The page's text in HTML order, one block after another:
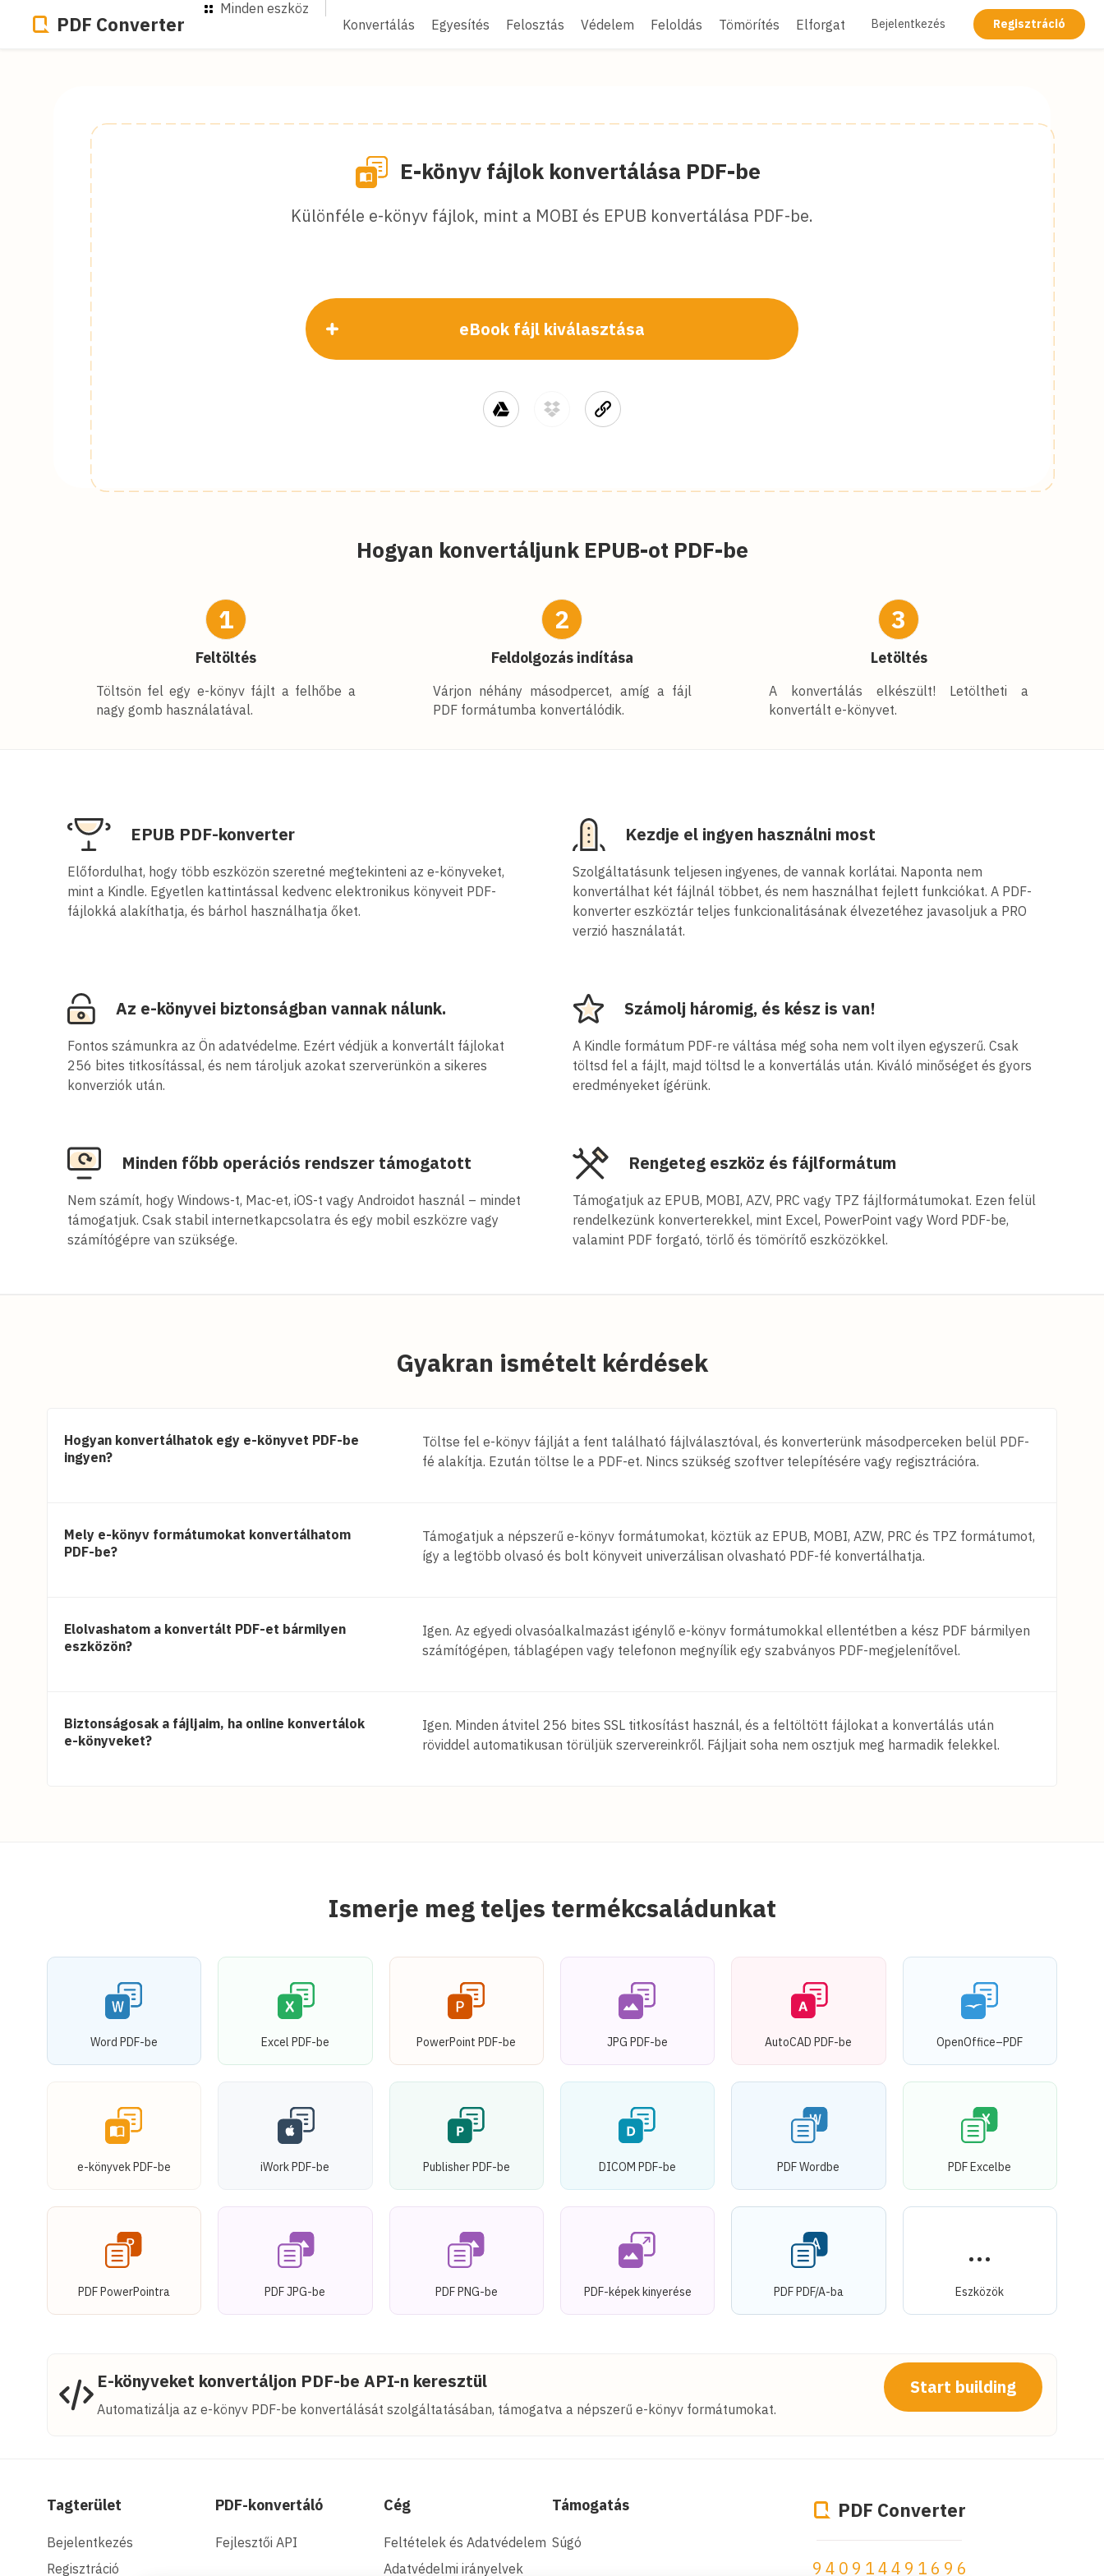
PDF Converter
Minden eszköz
Konvertálás
Egyesítés Felosztás Védelem Feloldás Tömörítés Elforgatás Kitakarás Laposítás
Bejelentkezés Regisztráció
E-könyv fájlok konvertálása PDF-be
Különféle e-könyv fájlok, mint a MOBI és EPUB konvertálása PDF-be.
eBook fájl kiválasztása
Hogyan konvertáljunk EPUB-ot PDF-be
1
Feltöltés
Töltsön fel egy e-könyv fájlt a felhőbe a
nagy gomb használatával.
2
Feldolgozás indítása
Várjon néhány másodpercet, amíg a fájl
PDF formátumba konvertálódik.
3
Letöltés
A konvertálás elkészült! Letöltheti a
konvertált e-könyvet.
EPUB PDF-konverter
Előfordulhat, hogy több eszközön szeretné megtekinteni az e-könyveket,
mint a Kindle. Egyetlen kattintással kedvenc elektronikus könyveit PDF-
fájlokká alakíthatja, és bárhol használhatja őket.
Kezdje el ingyen használni most
Szolgáltatásunk teljesen ingyenes, de vannak korlátai. Naponta nem
konvertálhat két fájlnál többet, és nem használhat fejlett funkciókat. A PDF-
konverter eszköztár teljes funkcionalitásának élvezetéhez javasoljuk a PRO
verzió használatát.
Az e-könyvei biztonságban vannak nálunk.
Fontos számunkra az Ön adatvédelme. Ezért védjük a konvertált fájlokat
256 bites titkosítással, és nem tároljuk azokat szerverünkön a sikeres
konverziók után.
Számolj háromig, és kész is van!
A Kindle formátum PDF-re váltása még soha nem volt ilyen egyszerű. Csak
töltsd fel a fájlt, majd töltsd le a konvertálás után. Kiváló minőséget és gyors
eredményeket ígérünk.
Minden főbb operációs rendszer támogatott
Nem számít, hogy Windows-t, Mac-et, iOS-t vagy Androidot használ – mindet
támogatjuk. Csak stabil internetkapcsolatra és egy mobil eszközre vagy
számítógépre van szüksége.
Rengeteg eszköz és fájlformátum
Támogatjuk az EPUB, MOBI, AZV, PRC vagy TPZ fájlformátumokat. Ezen felül
rendelkezünk konverterekkel, mint Excel, PowerPoint vagy Word PDF-be,
valamint PDF forgató, törlő és tömörítő eszközökkel.
Gyakran ismételt kérdések
Hogyan konvertálhatok egy e-könyvet PDF-be
ingyen?
Töltse fel e-könyv fájlját a fent található fájlválasztóval, és konverterünk másodperceken belül PDF-
fé alakítja. Ezután töltse le a PDF-et. Nincs szükség szoftver telepítésére vagy regisztrációra.
Mely e-könyv formátumokat konvertálhatom
PDF-be?
Támogatjuk a népszerű e-könyv formátumokat, köztük az EPUB, MOBI, AZW, PRC és TPZ formátumot,
így a legtöbb olvasó és bolt könyveit univerzálisan olvasható PDF-fé konvertálhatja.
Elolvashatom a konvertált PDF-et bármilyen
eszközön?
Igen. Az egyedi olvasóalkalmazást igénylő e-könyv formátumokkal ellentétben a kész PDF bármilyen
számítógépen, táblagépen vagy telefonon megnyílik egy szabványos PDF-megjelenítővel.
Biztonságosak a fájljaim, ha online konvertálok
e-könyveket?
Igen. Minden átvitel 256 bites SSL titkosítást használ, és a feltöltött fájlokat a konvertálás után
röviddel automatikusan törüljük szervereinkről. Fájljait soha nem osztjuk meg harmadik felekkel.
Ismerje meg teljes termékcsaládunkat
Word PDF-be Excel PDF-be PowerPoint PDF-be JPG PDF-be AutoCAD PDF-be OpenOffice–PDF
e-könyvek PDF-be iWork PDF-be Publisher PDF-be DICOM PDF-be PDF Wordbe PDF Excelbe
PDF PowerPointra PDF JPG-be PDF PNG-be PDF-képek kinyerése PDF PDF/A-ba Eszközök
E-könyveket konvertáljon PDF-be API-n keresztül
Automatizálja az e-könyv PDF-be konvertálását szolgáltatásában, támogatva a népszerű e-könyv formátumokat.
Start building
Tagterület
Bejelentkezés
Regisztráció
PDF-konvertáló
Fejlesztői API
Cég
Feltételek és Adatvédelem
Adatvédelmi irányelvek
Támogatás
Súgó
PDF Converter
940914634900